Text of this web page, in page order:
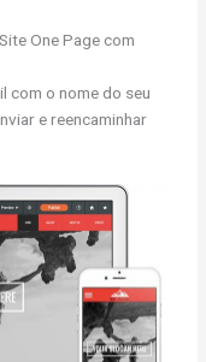
One Page com
com o nome do seu
e reencaminhar